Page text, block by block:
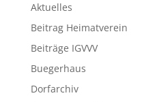
Aktuelles
Beitrag Heimatverein
Beiträge IGVVV
Buegerhaus
Dorfarchiv